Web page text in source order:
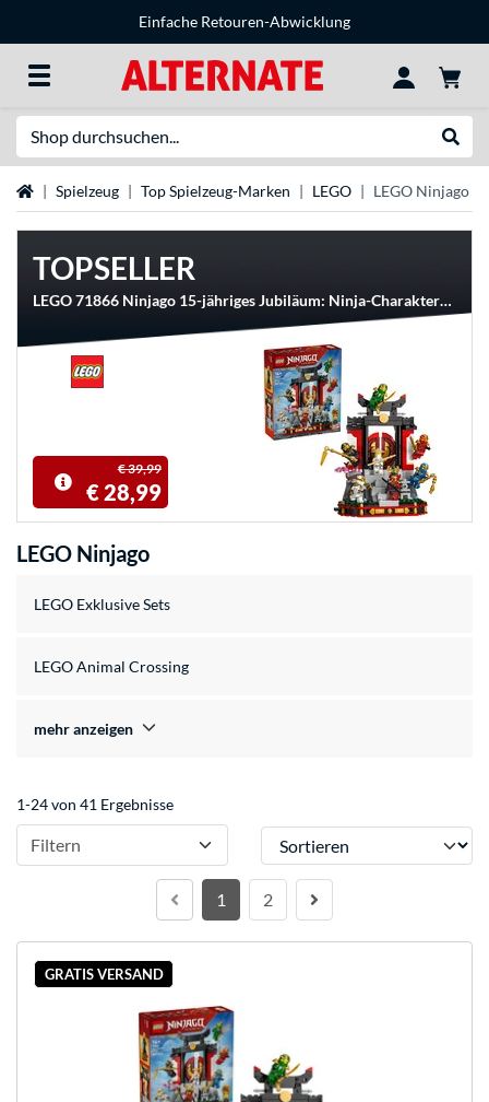
Einfache Retouren-Abwicklung
StartseiteSpielzeug Top Spielzeug-Marken LEGO LEGO Ninjago
TOPSELLER
LEGO 71866 Ninjago 15-jähriges Jubiläum: Ninja-Charaktere zum Ausstellen, Konstruktionsspielzeug
€ 39,99
€ 28,99
LEGO Ninjago
LEGO Exklusive Sets
LEGO Animal Crossing
mehr anzeigen
1-24 von 41 Ergebnisse
Filtern Sortieren
1 2
GRATIS VERSAND